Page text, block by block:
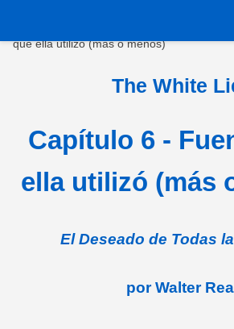
que ella utilizó (más o menos)
The White
Capítulo 6 -
ella utilizó (más
El Deseado de Todas
por Walter Rea